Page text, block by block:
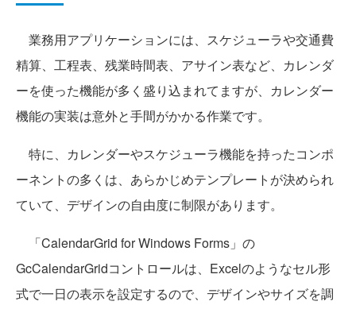
業務用アプリケーションには、スケジューラや交通費
精算、工程表、残業時間表、アサイン表など、カレンダ
ーを使った機能が多く盛り込まれてますが、カレンダー
機能の実装は意外と手間がかかる作業です。
特に、カレンダーやスケジューラ機能を持ったコンポ
ーネントの多くは、あらかじめテンプレートが決められ
ていて、デザインの自由度に制限があります。
「CalendarGrid for Windows Forms」の
GcCalendarGridコントロールは、Excelのようなセル形
式で一日の表示を設定するので、デザインやサイズを調